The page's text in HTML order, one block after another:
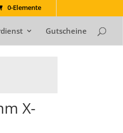
0-Elemente
Gutscheine
X-